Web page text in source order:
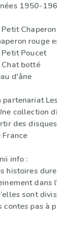
1950-
Petit
rouge
Petit Poucet
Chat botté
d'âne
partenariat
collection
des
France
info :
histoires
dans
sont
contes pas à